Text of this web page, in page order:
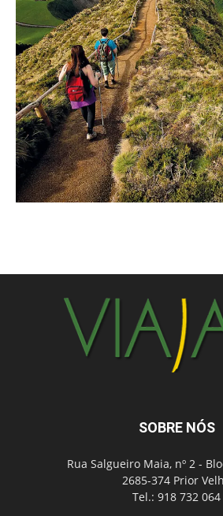
SOBRE NÓS
Rua Salgueiro Maia, nº 2 -
2685-374 Prior
Tel.: 918 732 064